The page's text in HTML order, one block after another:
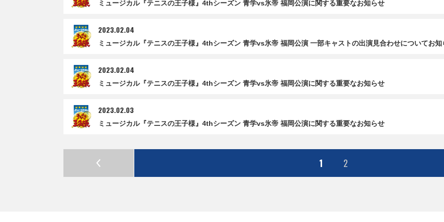
ミュージカル『テニスの王子様』4thシーズン 青学vs氷帝 福岡公演に関する重要なお知らせ
2023.02.04
ミュージカル『テニスの王子様』4thシーズン 青学vs氷帝 福岡公演 一部キャストの出演見合わせについてお知
2023.02.04
ミュージカル『テニスの王子様』4thシーズン 青学vs氷帝 福岡公演に関する重要なお知らせ
2023.02.03
ミュージカル『テニスの王子様』4thシーズン 青学vs氷帝 福岡公演に関する重要なお知らせ
1 2